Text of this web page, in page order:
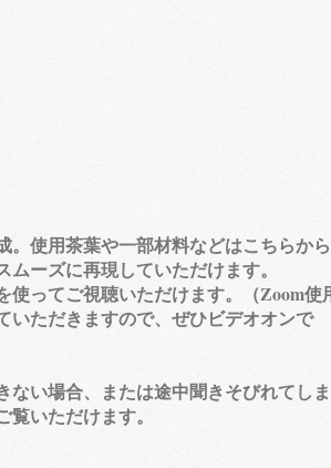
使用茶葉や一部材料などはこちらか
ーズに再現していただけます。
ってご視聴いただけます。（Zoom使
ただきますので、ぜひビデオオンで
い場合、または途中聞きそびれてし
いただけます。